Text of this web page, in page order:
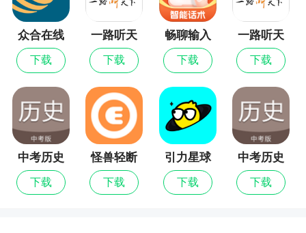
众合在线
下载
一路听天
下最新版
下载
畅聊输入
法
下载
一路听天
下
下载
中考历史
通最新版
下载
怪兽轻断
食
下载
引力星球
最新版
下载
中考历史
通
下载